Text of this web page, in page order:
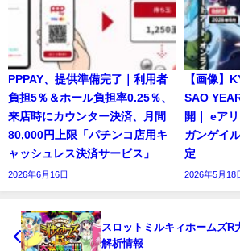
PPPAY、提供準備完了｜利用者
負担5％＆ホール負担率0.25％、
来店時にカウンター決済、月間
80,000円上限「パチンコ店用キ
ャッシュレス決済サービス」
2026年6月16日
【画像】
SAO
開｜ eア
ガンゲイ
定
2026年5月18
スロットミルキィホームズR
解析情報